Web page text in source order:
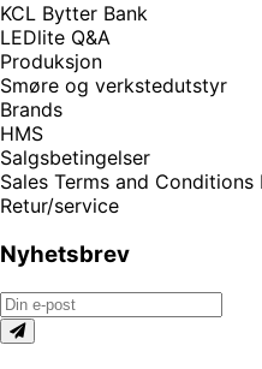
KCL Bytter Bank
LEDlite Q&A
Produksjon
Smøre og verkstedutstyr
Brands
HMS
Salgsbetingelser
Sales Terms and Conditions
Retur/service
Nyhetsbrev